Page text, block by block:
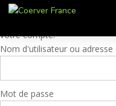
Ces contenus sont réservés
votre compte.
Nom d'utilisateur ou adresse
Mot de passe